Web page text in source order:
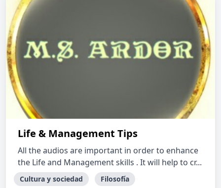
Life & Management Tips
All the audios are important in order to enhance
the Life and Management skills . It will help to cr...
Cultura y sociedad Filosofía